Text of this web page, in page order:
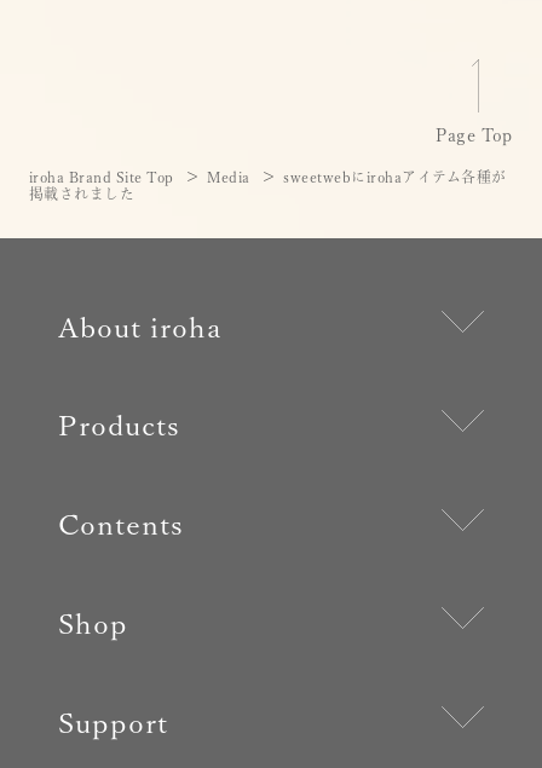
Page Top
iroha Brand Site Top Media
sweetwebにirohaアイテム各種が
掲載されました
About iroha
Products
Contents
Shop
Support